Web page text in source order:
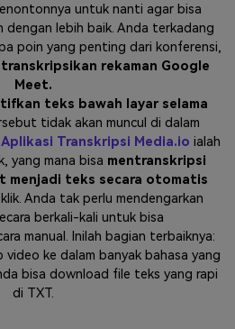
untuk nanti agar bisa
dengan lebih baik. Anda terkadang
poin yang penting dari konferensi,
rekaman Google
Meet.
teks bawah layar selama
tidak akan muncul di dalam
Aplikasi Transkripsi Media.io ialah
yang mana bisa mentranskripsi
menjadi teks secara otomatis
Anda tak perlu mendengarkan
berkali-kali untuk bisa
manual. Inilah bagian terbaiknya:
video ke dalam banyak bahasa yang
bisa download file teks yang rapi
di TXT.